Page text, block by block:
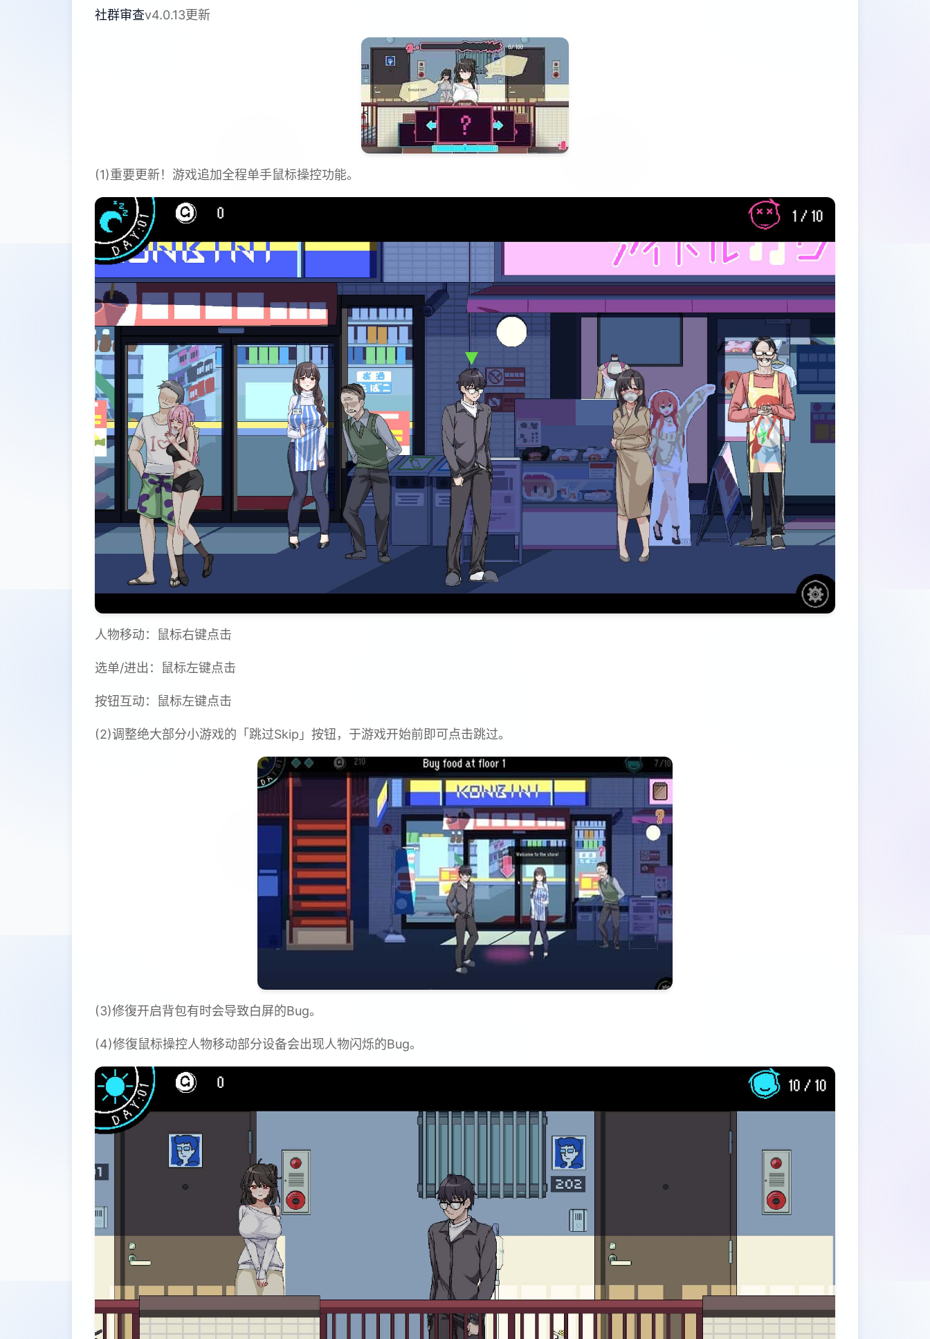
社群审查v4.0.13更新
(1)重要更新！游戏追加全程单手鼠标操控功能。
人物移动：鼠标右键点击
选单/进出：鼠标左键点击
按钮互动：鼠标左键点击
(2)调整绝大部分小游戏的「跳过Skip」按钮，于游戏开始前即可点击跳过。
(3)修復开启背包有时会导致白屏的Bug。
(4)修復鼠标操控人物移动部分设备会出现人物闪烁的Bug。